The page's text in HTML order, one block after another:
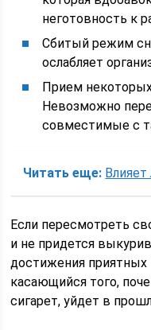
неготовность к
Сбитый режим
ослабляет
Прием
Невозможно
совместимые с
Читать еще: Влияет
Если пересмотреть
и не придется
достижения приятных
касающийся того,
сигарет, уйдет в